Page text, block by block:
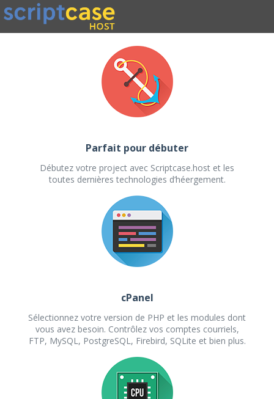
Parfait pour débuter
Débutez votre project avec Scriptcase.host et les
toutes dernières technologies d’héergement.
cPanel
Sélectionnez votre version de PHP et les modules dont
vous avez besoin. Contrôlez vos comptes courriels,
FTP, MySQL, PostgreSQL, Firebird, SQLite et bien plus.